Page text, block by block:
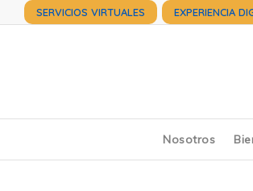
SERVICIOS VIRTUALES EXPERIENCIA
Nosotros